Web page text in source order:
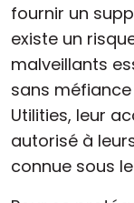
fournir un
existe un
malveillants
sans
Utilities, leur
autorisé à
connue sous